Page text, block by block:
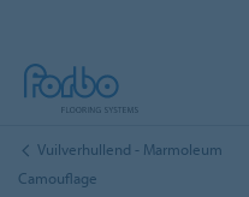
Vuilverhullend - Marmoleum
Camouflage